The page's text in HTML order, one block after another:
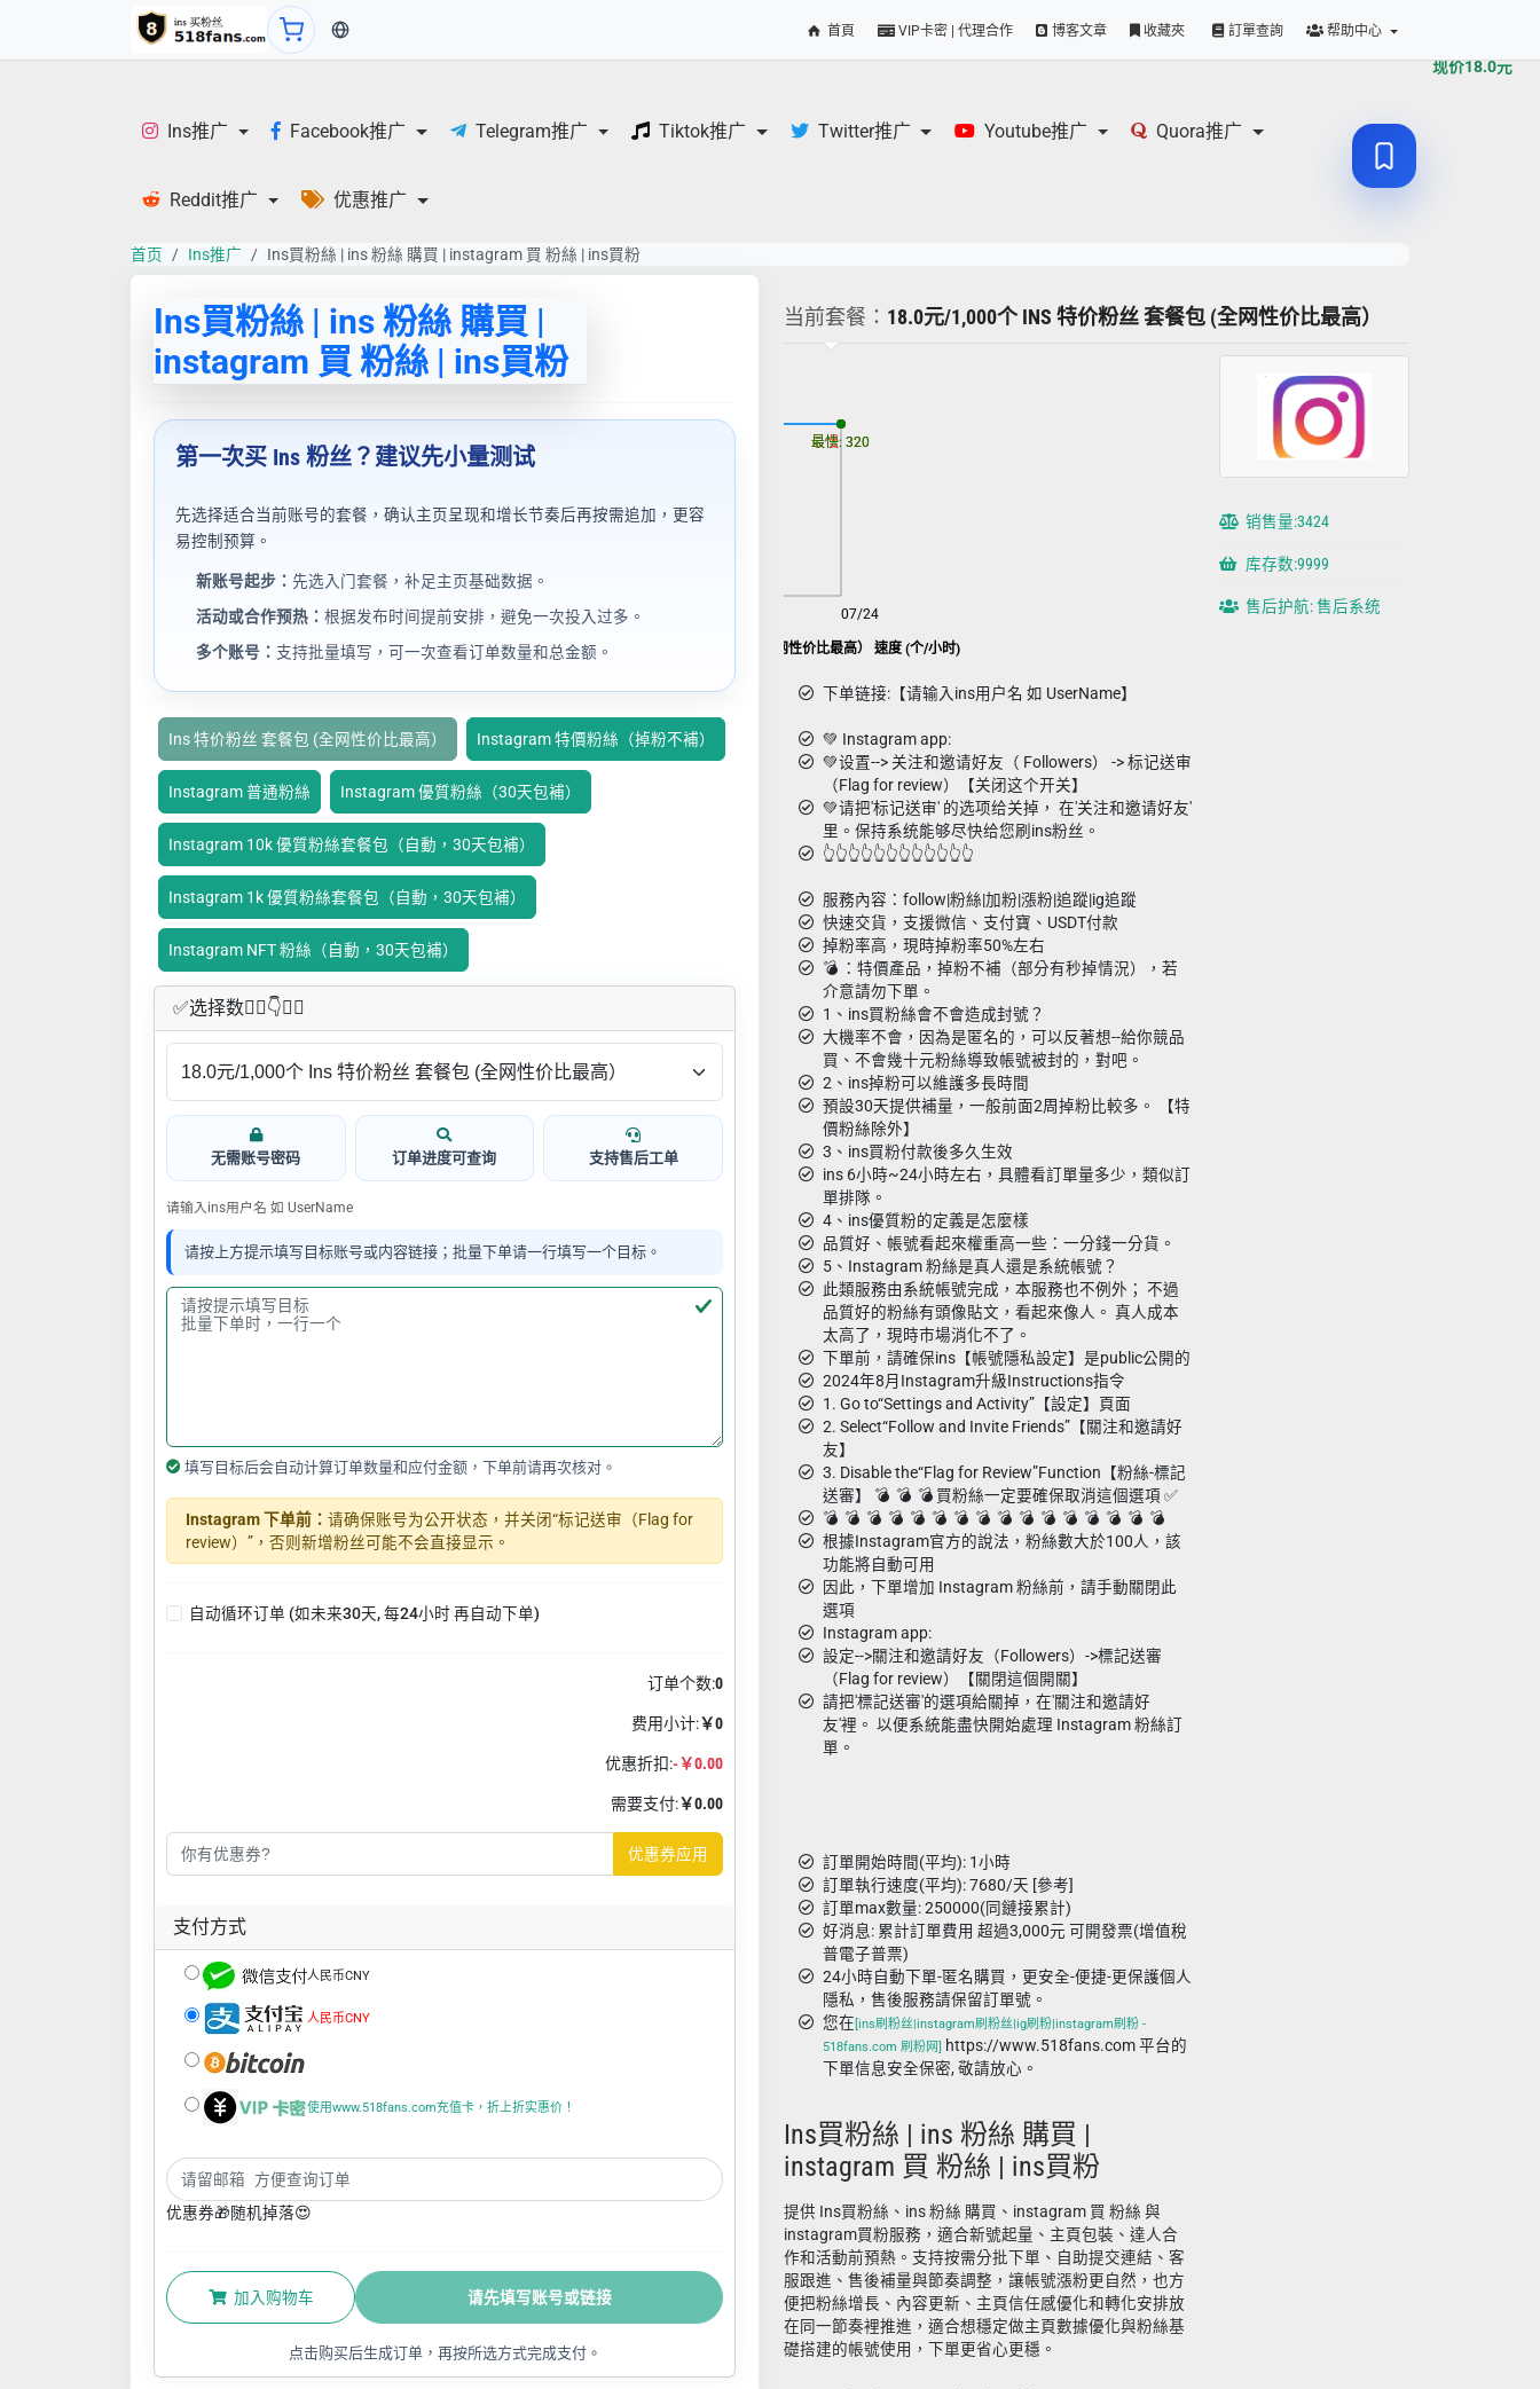
当前语言：繁体 首頁 VIP卡密 | 代理合作 博客文章 收藏夾 訂單查詢 帮助中心
Ins推广 Facebook推广 Telegram推广 Tiktok推广 Twitter推广 Youtube推广 Quora推广
Reddit推广 优惠推广
首页 Ins推广 Ins買粉絲 | ins 粉絲 購買 | instagram 買 粉絲 | ins買粉
Ins買粉絲 | ins 粉絲 購買 |
instagram 買 粉絲 | ins買粉
第一次买 Ins 粉丝？建议先小量测试
先选择适合当前账号的套餐，确认主页呈现和增长节奏后再按需追加，更容
易控制预算。
新账号起步： 先选入门套餐，补足主页基础数据。
活动或合作预热： 根据发布时间提前安排，避免一次投入过多。
多个账号： 支持批量填写，可一次查看订单数量和总金额。
Ins 特价粉丝 套餐包 (全网性价比最高） Instagram 特價粉絲（掉粉不補）
Instagram 普通粉絲 Instagram 優質粉絲（30天包補）
Instagram 10k 優質粉絲套餐包（自動，30天包補）
Instagram 1k 優質粉絲套餐包（自動，30天包補）
Instagram NFT 粉絲（自動，30天包補）
✅​选择数👇🏻​​👇👇🏻​​
无需账号密码 订单进度可查询 支持售后工单
请输入ins用户名 如 UserName
请按上方提示填写目标账号或内容链接；批量下单请一行填写一个目标。
填写目标后会自动计算订单数量和应付金额，下单前请再次核对。
Instagram 下单前： 请确保账号为公开状态，并关闭“标记送审（Flag for
review）”，否则新增粉丝可能不会直接显示。
自动循环订单 (如未来30天, 每24小时 再自动下单)
订单个数:0
费用小计:￥0
优惠折扣:-￥0.00
需要支付:￥0.00
优惠券应用
支付方式
人民币CNY
人民币CNY
使用www.518fans.com充值卡，折上折实惠价！
优惠券🎁随机掉落😍
加入购物车 请先填写账号或链接
点击购买后生成订单，再按所选方式完成支付。
现价18.0元
当前套餐： 18.0元/1,000个 INS 特价粉丝 套餐包 (全网性价比最高）
Ins 特价粉丝 套餐包 (全网性价比最高） 速度 (个/小时)
07/24
最慢: 320
最快: 320
下单链接:【请输入ins用户名 如 UserName】
💚 Instagram app:
💚设置--> 关注和邀请好友（ Followers） -> 标记送审
（Flag for review）【关闭这个开关】
💚请把'标记送审' 的选项给关掉， 在'关注和邀请好友'
里。保持系统能够尽快给您刷ins粉丝。
👆👆👆👆👆👆👆👆👆👆👆👆
服務內容：follow|粉絲|加粉|漲粉|追蹤|ig追蹤
快速交貨，支援微信、支付寶、USDT付款
掉粉率高，現時掉粉率50%左右
💣 ︎：特價產品，掉粉不補（部分有秒掉情況），若
介意請勿下單。
1、ins買粉絲會不會造成封號？
大機率不會，因為是匿名的，可以反著想--給你競品
買、不會幾十元粉絲導致帳號被封的，對吧。
2、ins掉粉可以維護多長時間
預設30天提供補量，一般前面2周掉粉比較多。 【特
價粉絲除外】
3、ins買粉付款後多久生效
ins 6小時~24小時左右，具體看訂單量多少，類似訂
單排隊。
4、ins優質粉的定義是怎麼樣
品質好、帳號看起來權重高一些：一分錢一分貨。
5、Instagram 粉絲是真人還是系統帳號？
此類服務由系統帳號完成，本服務也不例外； 不過
品質好的粉絲有頭像貼文，看起來像人。 真人成本
太高了，現時市場消化不了。
下單前，請確保ins【帳號隱私設定】是public公開的
2024年8月Instagram升級Instructions指令
1. Go to“Settings and Activity”【設定】頁面
2. Select“Follow and Invite Friends”【關注和邀請好
友】
3. Disable the“Flag for Review”Function【粉絲-標記
送審】 💣 ︎ 💣 ︎ 💣 ︎買粉絲一定要確保取消這個選項 ✅
💣 ️ 💣 ️ 💣 ️ 💣 ️ 💣 ️ 💣 ️ 💣 ️ 💣 ️ 💣 ️ 💣 ️ 💣 ️ 💣 ️ 💣 ️ 💣 ️ 💣 ️ 💣 ️
根據Instagram官方的說法，粉絲數大於100人，該
功能將自動可用
因此，下單增加 Instagram 粉絲前，請手動關閉此
選項
Instagram app:
設定-->關注和邀請好友（Followers）->標記送審
（Flag for review）【關閉這個開關】
請把'標記送審'的選項給關掉，在'關注和邀請好
友'裡。 以便系統能盡快開始處理 Instagram 粉絲訂
單。
訂單開始時間(平均): 1小時
訂單執行速度(平均): 7680/天 [參考]
訂單max數量: 250000(同鏈接累計)
好消息: 累計訂單費用 超過3,000元 可開發票(增值稅
普電子普票)
24小時自動下單-匿名購買，更安全-便捷-更保護個人
隱私，售後服務請保留訂單號。
您在[ins刷粉丝|instagram刷粉丝|ig刷粉|instagram刷粉 -
518fans.com 刷粉网] https://www.518fans.com 平台的
下單信息安全保密, 敬請放心。
Ins買粉絲 | ins 粉絲 購買 |
instagram 買 粉絲 | ins買粉
提供 Ins買粉絲、ins 粉絲 購買、instagram 買 粉絲 與
instagram買粉服務，適合新號起量、主頁包裝、達人合
作和活動前預熱。支持按需分批下單、自助提交連結、客
服跟進、售後補量與節奏調整，讓帳號漲粉更自然，也方
便把粉絲增長、內容更新、主頁信任感優化和轉化安排放
在同一節奏裡推進，適合想穩定做主頁數據優化與粉絲基
礎搭建的帳號使用，下單更省心更穩。
销售量:3424
库存数:9999
售后护航: 售后系统